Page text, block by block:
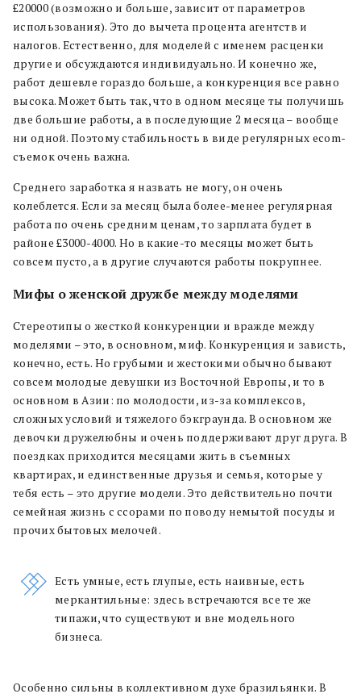
£20000 (возможно и больше, зависит от параметров
использования). Это до вычета процента агентств и
налогов. Естественно, для моделей с именем расценки
другие и обсуждаются индивидуально. И конечно же,
работ дешевле гораздо больше, а конкуренция все равно
высока. Может быть так, что в одном месяце ты получишь
две большие работы, а в последующие 2 месяца – вообще
ни одной. Поэтому стабильность в виде регулярных ecom-
съемок очень важна.
Среднего заработка я назвать не могу, он очень
колеблется. Если за месяц была более-менее регулярная
работа по очень средним ценам, то зарплата будет в
районе £3000-4000. Но в какие-то месяцы может быть
совсем пусто, а в другие случаются работы покрупнее.
Мифы о женской дружбе между моделями
Стереотипы о жесткой конкуренции и вражде между
моделями – это, в основном, миф. Конкуренция и зависть,
конечно, есть. Но грубыми и жестокими обычно бывают
совсем молодые девушки из Восточной Европы, и то в
основном в Азии: по молодости, из-за комплексов,
сложных условий и тяжелого бэкграунда. В основном же
девочки дружелюбны и очень поддерживают друг друга. В
поездках приходится месяцами жить в съемных
квартирах, и единственные друзья и семья, которые у
тебя есть – это другие модели. Это действительно почти
семейная жизнь с ссорами по поводу немытой посуды и
прочих бытовых мелочей.
Есть умные, есть глупые, есть наивные, есть
меркантильные: здесь встречаются все те же
типажи, что существуют и вне модельного
бизнеса.
Особенно сильны в коллективном духе бразильянки. В